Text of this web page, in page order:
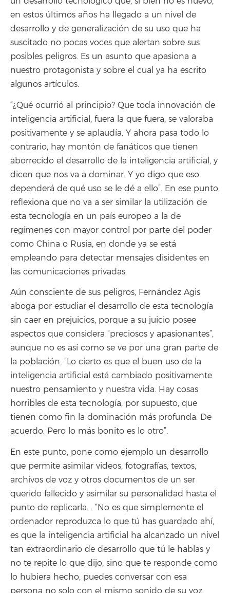
en estos últimos años ha llegado a un nivel de
desarrollo y de generalización de su uso que ha
suscitado no pocas voces que alertan sobre sus
posibles peligros. Es un asunto que apasiona a
nuestro protagonista y sobre el cual ya ha escrito
algunos artículos.
“¿Qué ocurrió al principio? Que toda innovación de
inteligencia artificial, fuera la que fuera, se valoraba
positivamente y se aplaudía. Y ahora pasa todo lo
contrario, hay montón de fanáticos que tienen
aborrecido el desarrollo de la inteligencia artificial, y
dicen que nos va a dominar. Y yo digo que eso
dependerá de qué uso se le dé a ello”. En ese punto,
reflexiona que no va a ser similar la utilización de
esta tecnología en un país europeo a la de
regímenes con mayor control por parte del poder
como China o Rusia, en donde ya se está
empleando para detectar mensajes disidentes en
las comunicaciones privadas.
Aún consciente de sus peligros, Fernández Agis
aboga por estudiar el desarrollo de esta tecnología
sin caer en prejuicios, porque a su juicio posee
aspectos que considera “preciosos y apasionantes”,
aunque no es así como se ve por una gran parte de
la población. “Lo cierto es que el buen uso de la
inteligencia artificial está cambiado positivamente
nuestro pensamiento y nuestra vida. Hay cosas
horribles de esta tecnología, por supuesto, que
tienen como fin la dominación más profunda. De
acuerdo. Pero lo más bonito es lo otro”.
En este punto, pone como ejemplo un desarrollo
que permite asimilar videos, fotografías, textos,
archivos de voz y otros documentos de un ser
querido fallecido y asimilar su personalidad hasta el
punto de replicarla. . “No es que simplemente el
ordenador reproduzca lo que tú has guardado ahí,
es que la inteligencia artificial ha alcanzado un nivel
tan extraordinario de desarrollo que tú le hablas y
no te repite lo que dijo, sino que te responde como
lo hubiera hecho, puedes conversar con esa
persona no solo con el mismo sonido de su voz,